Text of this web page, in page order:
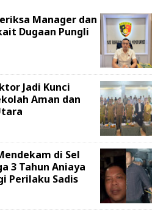
Manager dan
Dugaan Pungli
Jadi Kunci
Aman dan
di Sel
3 Tahun Aniaya
Perilaku Sadis